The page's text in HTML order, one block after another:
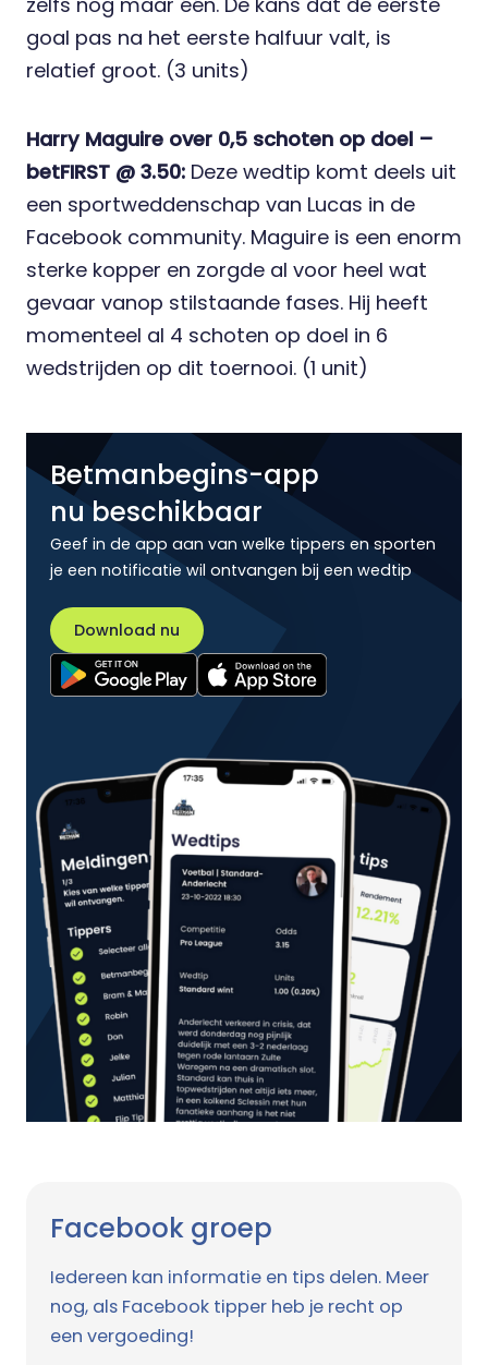
goal pas na het eerste halfuur valt, is
relatief groot. (3 units)
Harry Maguire over 0,5 schoten op doel –
betFIRST @ 3.50: Deze wedtip komt deels uit
een sportweddenschap van Lucas in de
Facebook community. Maguire is een enorm
sterke kopper en zorgde al voor heel wat
gevaar vanop stilstaande fases. Hij heeft
momenteel al 4 schoten op doel in 6
wedstrijden op dit toernooi. (1 unit)
Betmanbegins-app
nu beschikbaar
Geef in de app aan van welke tippers en sporten
je een notificatie wil ontvangen bij een wedtip
Download nu
Facebook groep
Iedereen kan informatie en tips delen. Meer
nog, als Facebook tipper heb je recht op
een vergoeding!